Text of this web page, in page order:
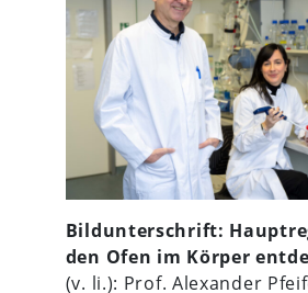
Bildunterschrift:
den Ofen im Körper
(v. li.): Prof. Alexander